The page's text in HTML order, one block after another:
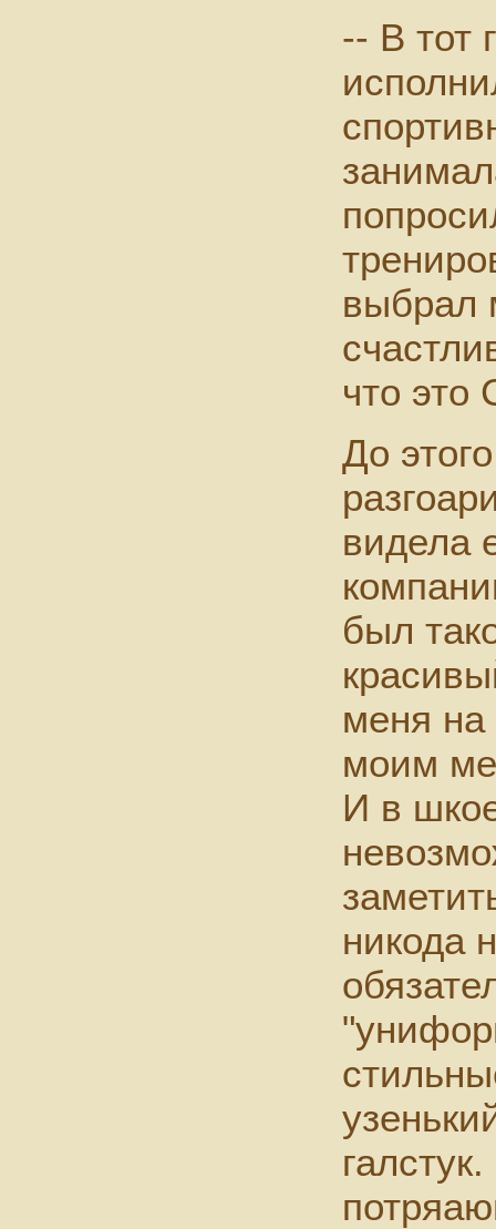
-- В тот
выбрал
что это
До
видела
был
меня на
моим
И в
никода